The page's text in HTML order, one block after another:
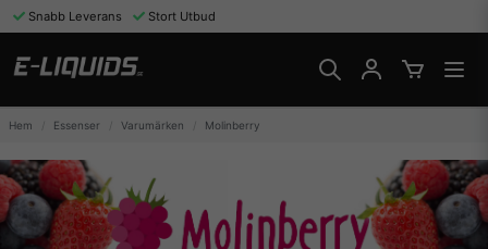
Snabb Leverans Stort Utbud
Hem Essenser Varumärken Molinberry